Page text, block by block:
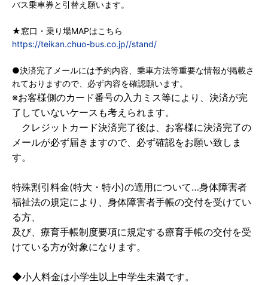
バス乗車券と引替え願います。
★窓口・乗り場MAPはこちら
https://teikan.chuo-bus.co.jp//stand/
●決済完了メールには予約内容、乗車方法等重要な情報が掲載さ
れておりますので、必ず内容を確認願います。
※お客様側のカード番号の入力ミス等により、決済が完
了していないケースも考えられます。
クレジットカード決済完了後は、お客様に決済完了の
メールが必ず届きますので、必ず確認をお願い致しま
す。
特殊割引料金(特大・特小)の適用について…身体障害者
福祉法の規定により、身体障害者手帳の交付を受けてい
る方、
及び、療育手帳制度要項に規定する療育手帳の交付を受
けている方が対象になります。
◆小人料金は小学生以上中学生未満です。